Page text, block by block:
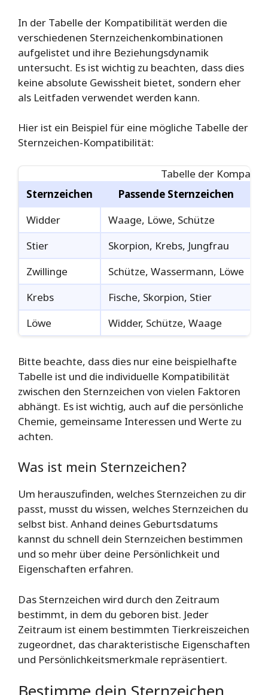
In der Tabelle der Kompatibilität werden die
verschiedenen Sternzeichenkombinationen
aufgelistet und ihre Beziehungsdynamik
untersucht. Es ist wichtig zu beachten, dass dies
keine absolute Gewissheit bietet, sondern eher
als Leitfaden verwendet werden kann.
Hier ist ein Beispiel für eine mögliche Tabelle der
Sternzeichen-Kompatibilität:
Tabelle der
Sternzeichen
Passende Sternzeichen
Widder
Waage, Löwe, Schütze
Stier
Skorpion, Krebs, Jungfrau
Zwillinge
Schütze, Wassermann, Löwe
Krebs
Fische, Skorpion, Stier
Löwe
Widder, Schütze, Waage
Bitte beachte, dass dies nur eine beispielhafte
Tabelle ist und die individuelle Kompatibilität
zwischen den Sternzeichen von vielen Faktoren
abhängt. Es ist wichtig, auch auf die persönliche
Chemie, gemeinsame Interessen und Werte zu
achten.
Was ist mein Sternzeichen?
Um herauszufinden, welches Sternzeichen zu dir
passt, musst du wissen, welches Sternzeichen du
selbst bist. Anhand deines Geburtsdatums
kannst du schnell dein Sternzeichen bestimmen
und so mehr über deine Persönlichkeit und
Eigenschaften erfahren.
Das Sternzeichen wird durch den Zeitraum
bestimmt, in dem du geboren bist. Jeder
Zeitraum ist einem bestimmten Tierkreiszeichen
zugeordnet, das charakteristische Eigenschaften
und Persönlichkeitsmerkmale repräsentiert.